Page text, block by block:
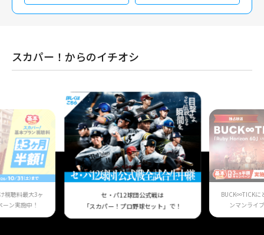
スカパー！からのイチオシ
視聴料最大3ヶ
ン実施中！
セ・パ12球団公式戦は
「スカパー！プロ野球セット」で！
BUCK∞TICKに
ンマンライ